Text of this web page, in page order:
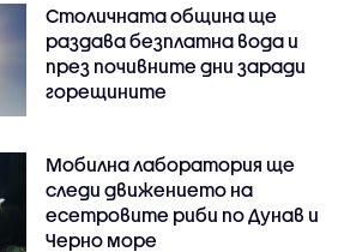
Столичната община ще
раздава безплатна вода и
през почивните дни заради
горещините
Мобилна лаборатория ще
следи движението на
есетровите риби по Дунав и
Черно море